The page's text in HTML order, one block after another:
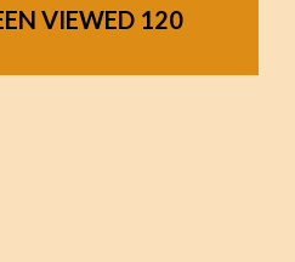
VIEWED 120